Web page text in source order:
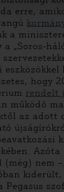
erre,
a
a „Soros-
hogy
rendelt
működő
az adott
nem
kiderült,
Pegasus